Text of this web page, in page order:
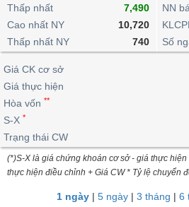
lỗ
dịch
nội
Niên
giám
Tài
liệu
cổ
Định
giá
ngoài
doanh
Top
cổ
phiếu
dịch
Chứng
quyền
quan
Thống
giao
dịch
Thống
giao
dịch
Tin
tức
Phân
tích
kỹ
thuật
trực
tuyến
Bộ
lọc
cổ
Vĩ
mô
lai
Chứng
quyền
Trái
phiếu
IR
Awards
tạo
Dịch
vụ
Thấp nhất
7,490
Cao nhất NY
10,720
Thấp nhất NY
740
NN
Số
Giá CK cơ sở
Giá thực hiện
Hòa vốn **
S-X *
Trạng thái CW
(*)S-X là giá chứng khoán cơ sở - giá thực
thực hiện điều chỉnh + Giá CW * Tỷ lệ chuyển
1 ngày| 5 ngày| 3 tháng | 6
BẤT
ĐỘNG
SẢN
TÀI
CHÍNH
HÀNG